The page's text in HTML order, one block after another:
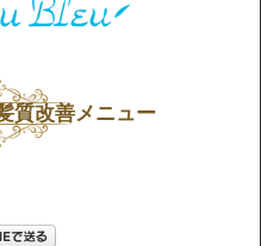
質改善メニュー